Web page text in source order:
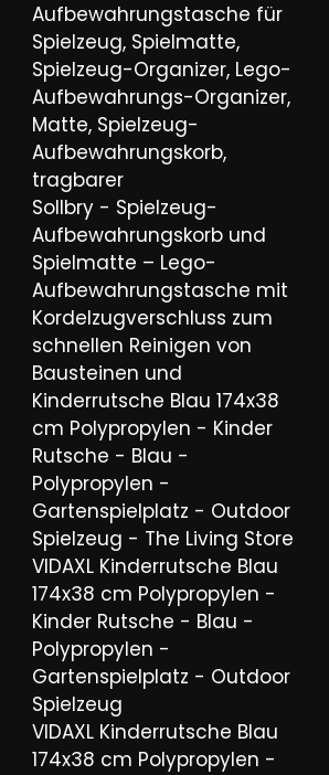
Aufbewahrungstasche für
Spielzeug, Spielmatte,
Spielzeug-Organizer, Lego-
Aufbewahrungs-Organizer,
Matte, Spielzeug-
Aufbewahrungskorb,
tragbarer
Sollbry - Spielzeug-
Aufbewahrungskorb und
Spielmatte – Lego-
Aufbewahrungstasche mit
Kordelzugverschluss zum
schnellen Reinigen von
Bausteinen und
Kinderrutsche Blau 174x38
cm Polypropylen - Kinder
Rutsche - Blau -
Polypropylen -
Gartenspielplatz - Outdoor
Spielzeug - The Living Store
VIDAXL Kinderrutsche Blau
174x38 cm Polypropylen -
Kinder Rutsche - Blau -
Polypropylen -
Gartenspielplatz - Outdoor
Spielzeug
VIDAXL Kinderrutsche Blau
174x38 cm Polypropylen -